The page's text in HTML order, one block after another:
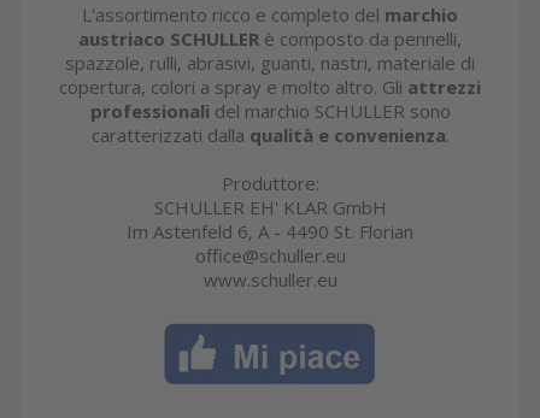
L'assortimento ricco e completo del marchio
austriaco SCHULLER è composto da pennelli,
spazzole, rulli, abrasivi, guanti, nastri, materiale di
copertura, colori a spray e molto altro. Gli attrezzi
professionali del marchio SCHULLER sono
caratterizzati dalla qualità e convenienza.
Produttore:
SCHULLER EH' KLAR GmbH
Im Astenfeld 6, A - 4490 St. Florian
office@schuller.eu
www.schuller.eu